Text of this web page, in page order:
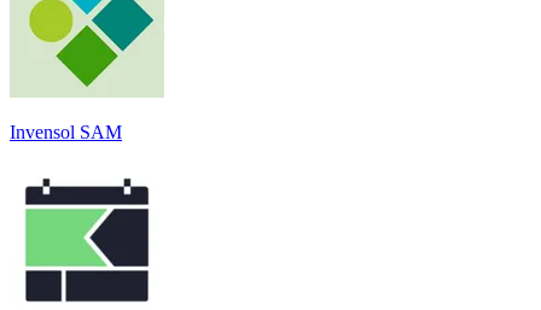
Invensol SAM